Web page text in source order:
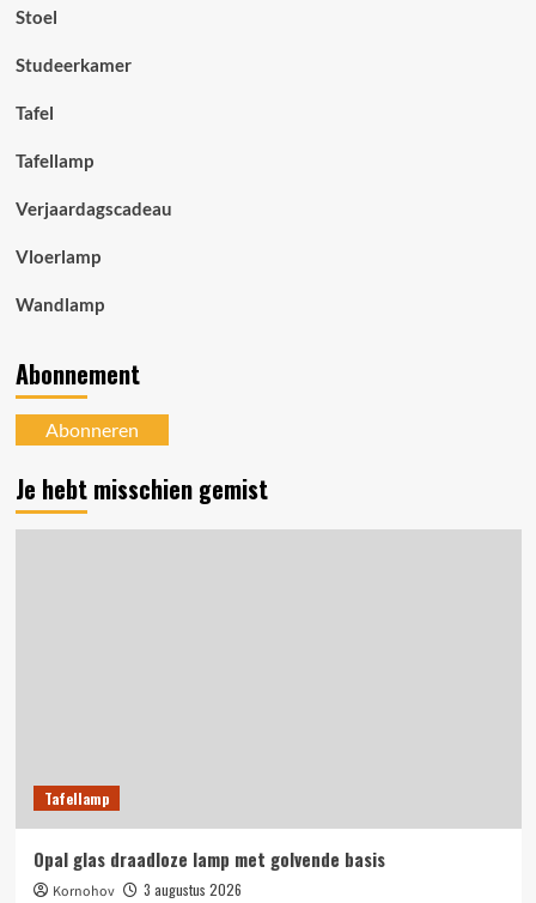
Stoel
Studeerkamer
Tafel
Tafellamp
Verjaardagscadeau
Vloerlamp
Wandlamp
Abonnement
Abonneren
Je hebt misschien gemist
Tafellamp
Opal glas draadloze lamp met golvende basis
Kornohov 3 augustus 2026